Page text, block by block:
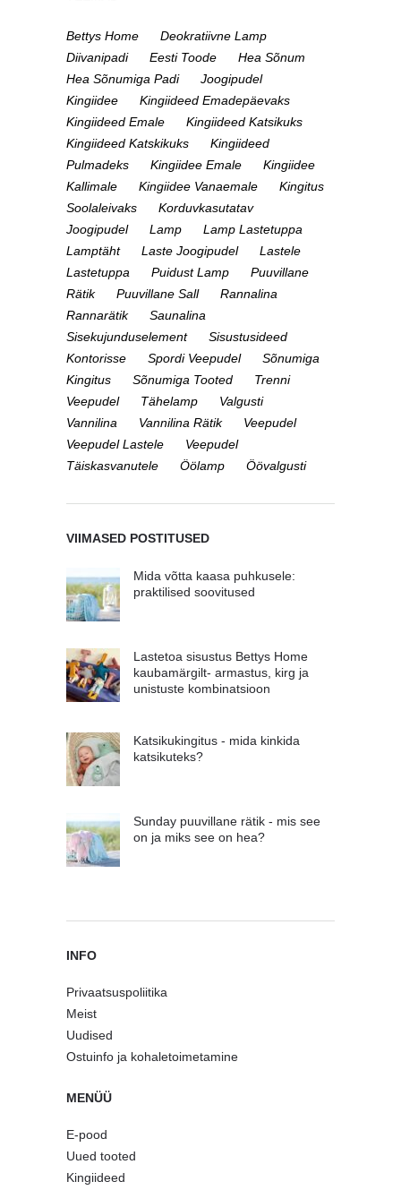
Bettys Home
Deokratiivne Lamp
Diivanipadi
Eesti Toode
Hea Sõnum
Hea Sõnumiga Padi
Joogipudel
Kingiidee
Kingiideed Emadepäevaks
Kingiideed Emale
Kingiideed Katsikuks
Kingiideed Katskikuks
Kingiideed
Pulmadeks
Kingiidee Emale
Kingiidee
Kallimale
Kingiidee Vanaemale
Kingitus
Soolaleivaks
Korduvkasutatav
Joogipudel
Lamp
Lamp Lastetuppa
Lamptäht
Laste Joogipudel
Lastele
Lastetuppa
Puidust Lamp
Puuvillane
Rätik
Puuvillane Sall
Rannalina
Rannarätik
Saunalina
Sisekujunduselement
Sisustusideed
Kontorisse
Spordi Veepudel
Sõnumiga
Kingitus
Sõnumiga Tooted
Trenni
Veepudel
Tähelamp
Valgusti
Vannilina
Vannilina Rätik
Veepudel
Veepudel Lastele
Veepudel
Täiskasvanutele
Öölamp Öövalgusti
VIIMASED POSTITUSED
Mida võtta kaasa puhkusele:
praktilised soovitused
Lastetoa sisustus Bettys Home
kaubamärgilt- armastus, kirg ja
unistuste kombinatsioon
Katsikukingitus - mida kinkida
katsikuteks?
Sunday puuvillane rätik - mis see
on ja miks see on hea?
INFO
Privaatsuspoliitika
Meist
Uudised
Ostuinfo ja kohaletoimetamine
MENÜÜ
E-pood
Uued tooted
Kingiideed